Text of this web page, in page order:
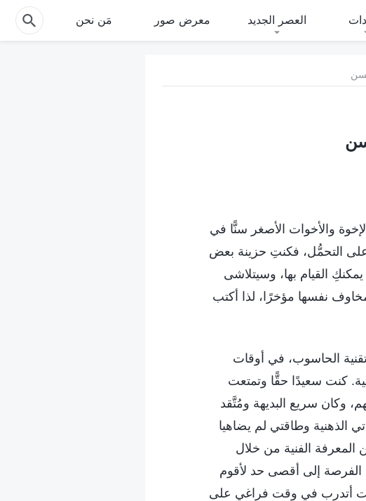
العصر الجديد معرض صور مَن نحن
والأخوات الأصغر سنًّا في
التحمُّل، فكنتِ حزينة بعض
القيام بها، وسيتلاشى
نفسها مؤخرًا، لذا أكتب
الحاسوب، في أوقات
كنت سعيدًا حقًّا وتمتعت
وكان سريع البديهة ومُتَّقد
الذهنية وطاقتي لم يضاهيا
الفنية من خلال
الفرصة إلى أقصى حد لأقوم
أتدرب في وقت فراغي على